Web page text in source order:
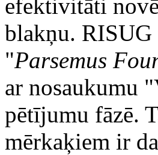
efektivitāti
blakņu.
"Parsemus
ar nosaukumu
pētījumu fāzē.
mērkaķiem ir